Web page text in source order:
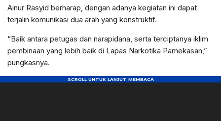
Ainur Rasyid berharap, dengan adanya kegiatan ini dapat
terjalin komunikasi dua arah yang konstruktif.
“Baik antara petugas dan narapidana, serta terciptanya iklim
pembinaan yang lebih baik di Lapas Narkotika Pamekasan,”
pungkasnya.